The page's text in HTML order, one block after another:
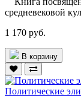
средневековой
1 170 руб.
В корзину
Политические